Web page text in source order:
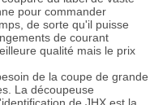
pour commander
de sorte qu'il puisse
de courant
qualité mais le prix
de la coupe de grande
La découpeuse